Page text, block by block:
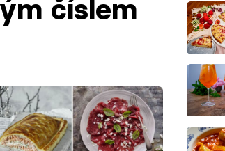
číslem